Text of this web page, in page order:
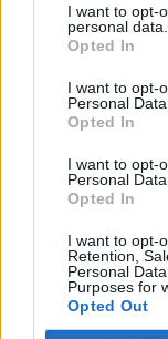
I want to opt-
personal data.
Opted In
I want to opt-
Personal Data.
Opted In
I want to opt-
Personal
Opted In
I want to opt-
Retention,
Personal
Purposes for
Opted Out